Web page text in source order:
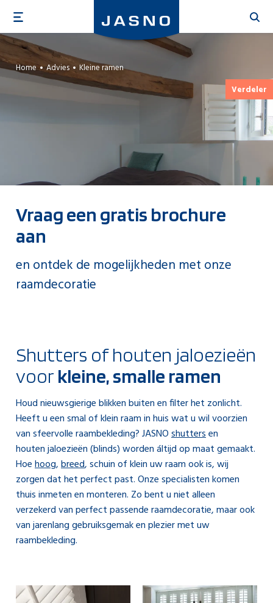
naar
de
inhoud
Verdeler
Home Advies Kleine ramen
Vraag een gratis brochure
aan
en ontdek de mogelijkheden met onze
raamdecoratie
Shutters of houten jaloezieën
voor kleine, smalle ramen
Houd nieuwsgierige blikken buiten en filter het zonlicht.
Heeft u een smal of klein raam in huis wat u wil voorzien
van sfeervolle raambekleding? JASNOshuttersen
houten jaloezieën (blinds) worden áltijd op maat gemaakt.
Hoehoog,breed, schuin of klein uw raam ook is, wij
zorgen dat het perfect past. Onze specialisten komen
thuis inmeten en monteren. Zo bent u niet alleen
verzekerd van perfect passende raamdecoratie, maar ook
van jarenlang gebruiksgemak en plezier met uw
raambekleding.